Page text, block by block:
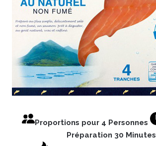
Proportions pour 4 Personnes
Préparation 30 Minutes